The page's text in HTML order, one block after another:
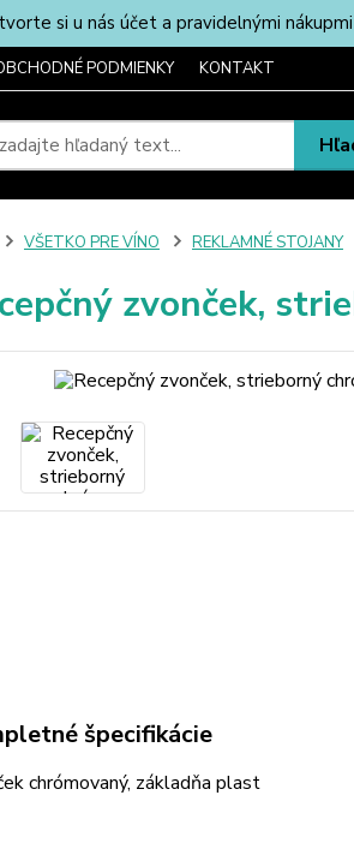
si u nás účet a pravidelnými
PODMIENKY KONTAKT
VŠETKO PRE VÍNO REKLAMNÉ STOJANY
zvonček,
špecifikácie
chrómovaný, základňa plast